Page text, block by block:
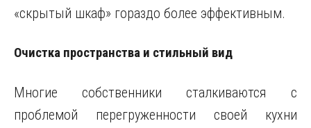
«скрытый шкаф» гораздо более эффективным.
Очистка пространства и стильный вид
Многие собственники сталкиваются с
проблемой перегруженности своей кухни